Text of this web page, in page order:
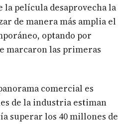
la película desaprovecha la
de manera más amplia el
optando por
marcaron las primeras
comercial es
de la industria estiman
superar los 40 millones de